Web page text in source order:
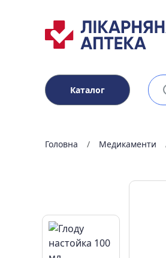
Каталог
Головна Медикаменти